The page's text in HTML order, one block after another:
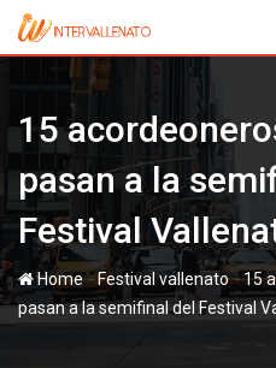
Skip
15
pasan a la
Festival
Home-Festival vallenato-15
pasan a la semifinal del Festival